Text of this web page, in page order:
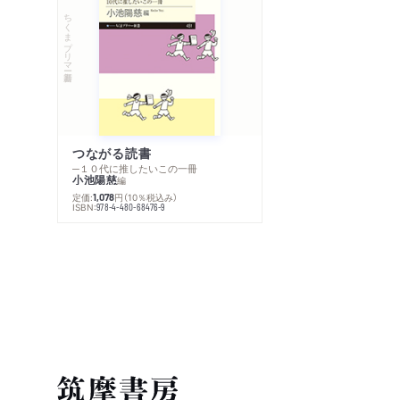
ちくまプリマー新書
つながる読書
─１０代に推したいこの一冊
小池陽慈編
定価:1,078円 （10％税込み）
ISBN:978-4-480-68476-9